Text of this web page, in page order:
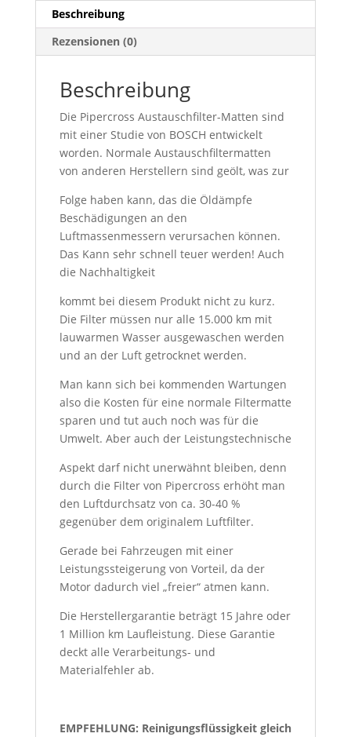
Beschreibung
Rezensionen (0)
Beschreibung
Die Pipercross Austauschfilter-Matten sind
mit einer Studie von BOSCH entwickelt
worden. Normale Austauschfiltermatten
von anderen Herstellern sind geölt, was zur
Folge haben kann, das die Öldämpfe
Beschädigungen an den
Luftmassenmessern verursachen können.
Das Kann sehr schnell teuer werden! Auch
die Nachhaltigkeit
kommt bei diesem Produkt nicht zu kurz.
Die Filter müssen nur alle 15.000 km mit
lauwarmen Wasser ausgewaschen werden
und an der Luft getrocknet werden.
Man kann sich bei kommenden Wartungen
also die Kosten für eine normale Filtermatte
sparen und tut auch noch was für die
Umwelt. Aber auch der Leistungstechnische
Aspekt darf nicht unerwähnt bleiben, denn
durch die Filter von Pipercross erhöht man
den Luftdurchsatz von ca. 30-40 %
gegenüber dem originalem Luftfilter.
Gerade bei Fahrzeugen mit einer
Leistungssteigerung von Vorteil, da der
Motor dadurch viel „freier“ atmen kann.
Die Herstellergarantie beträgt 15 Jahre oder
1 Million km Laufleistung. Diese Garantie
deckt alle Verarbeitungs- und
Materialfehler ab.
EMPFEHLUNG: Reinigungsflüssigkeit gleich